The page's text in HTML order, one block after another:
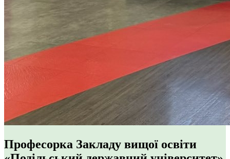
Професорка Закладу вищої освіти